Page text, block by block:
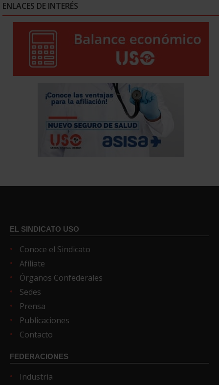
ENLACES DE INTERÉS
EL SINDICATO USO
Conoce el Sindicato
Afíliate
Órganos Confederales
Sedes
Prensa
Publicaciones
Contacto
FEDERACIONES
Industria